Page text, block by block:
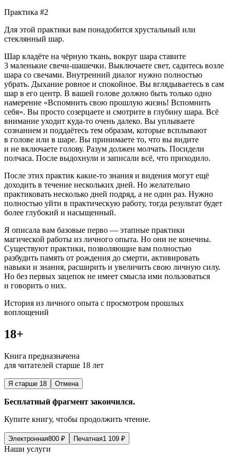
Практика #2
Для этой практики вам понадобится хрустальный или
стеклянный шар.
Шар кладёте на чёрную ткань, вокруг шара ставите
3 маленькие свечи-шашечки. Выключаете свет, садитесь возле
шара со свечами. Внутренний диалог нужно полностью
убрать. Дыхание ровное и спокойное. Вы вглядываетесь в сам
шар в его центр. В вашей голове должно быть только одно
намерение «Вспомнить свою прошлую жизнь! Вспомнить
себя». Вы просто созерцаете и смотрите в глубину шара. Всё
внимание уходит куда-то очень далеко. Вы уплываете
сознанием и поддаётесь тем образам, которые всплывают
в голове или в шаре. Вы принимаете то, что вы видите
и не включаете голову. Разум должен молчать. Посидели
полчаса. После выдохнули и записали всё, что приходило.
После этих практик какие-то знания и видения могут ещё
доходить в течение нескольких дней. Но желательно
практиковать несколько дней подряд, а не один раз. Нужно
полностью уйти в практическую работу, тогда результат будет
более глубокий и насыщенный.
Я описала вам базовые перво — этапные практики
магической работы из личного опыта. Но они не конечны.
Существуют практики, позволяющие вам полностью
разбудить память от рождения до смерти, активировать
навыки и знания, расширить и увеличить свою личную силу.
Но без первых зацепок не имеет смысла ими пользоваться
и говорить о них.
История из личного опыта с просмотром прошлых
воплощений
18+
Книга предназначена
для читателей старше 18 лет
Я старше 18 Отмена
Бесплатный фрагмент закончился.
Купите книгу, чтобы продолжить чтение.
Электронная800 ₽ Печатная1 109 ₽
Наши услуги